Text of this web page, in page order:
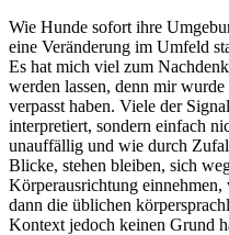
Wie Hunde sofort ihre
eine Veränderung im Umfeld
Es hat mich viel zum
werden lassen, denn mir
verpasst haben. Viele der
interpretiert, sondern einfach
unauffällig und wie durch
Blicke, stehen bleiben, sich
Körperausrichtung
dann die üblichen
Kontext jedoch keinen Grund